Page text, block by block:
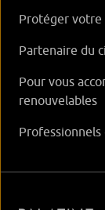
Protéger votre
Partenaire du
Pour vous
renouvelables
Professionnels